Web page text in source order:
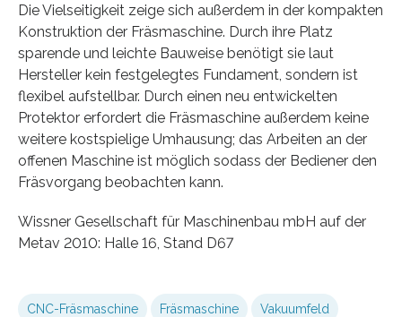
Die Vielseitigkeit zeige sich außerdem in der kompakten
Konstruktion der Fräsmaschine. Durch ihre Platz
sparende und leichte Bauweise benötigt sie laut
Hersteller kein festgelegtes Fundament, sondern ist
flexibel aufstellbar. Durch einen neu entwickelten
Protektor erfordert die Fräsmaschine außerdem keine
weitere kostspielige Umhausung; das Arbeiten an der
offenen Maschine ist möglich sodass der Bediener den
Fräsvorgang beobachten kann.
Wissner Gesellschaft für Maschinenbau mbH auf der
Metav 2010: Halle 16, Stand D67
CNC-Fräsmaschine Fräsmaschine Vakuumfeld